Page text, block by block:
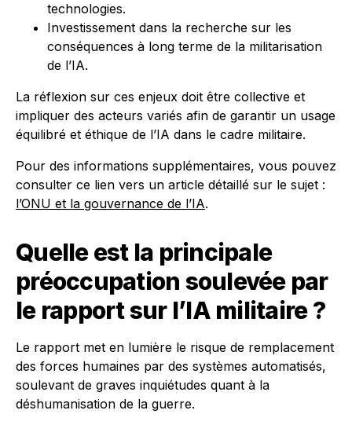
technologies.
Investissement dans la recherche sur les
conséquences à long terme de la militarisation
de l’IA.
La réflexion sur ces enjeux doit être collective et
impliquer des acteurs variés afin de garantir un usage
équilibré et éthique de l’IA dans le cadre militaire.
Pour des informations supplémentaires, vous pouvez
consulter ce lien vers un article détaillé sur le sujet :
l’ONU et la gouvernance de l’IA.
Quelle est la principale
préoccupation soulevée par
le rapport sur l’IA militaire ?
Le rapport met en lumière le risque de remplacement
des forces humaines par des systèmes automatisés,
soulevant de graves inquiétudes quant à la
déshumanisation de la guerre.